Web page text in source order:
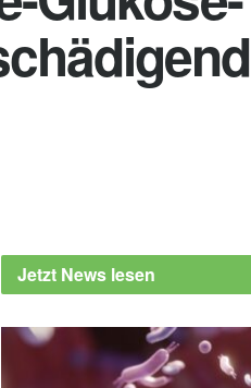
Jetzt News lesen